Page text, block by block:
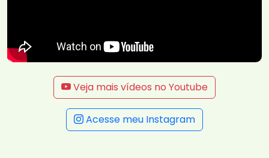
Veja mais vídeos no Youtube
Acesse meu Instagram